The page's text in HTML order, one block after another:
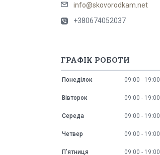
info@skovorodkam.net
+380674052037
ГРАФІК РОБОТИ
Понеділок 09:00 19:00
Вівторок 09:00 19:00
Середа 09:00 19:00
Четвер 09:00 19:00
Пʼятниця 09:00 19:00